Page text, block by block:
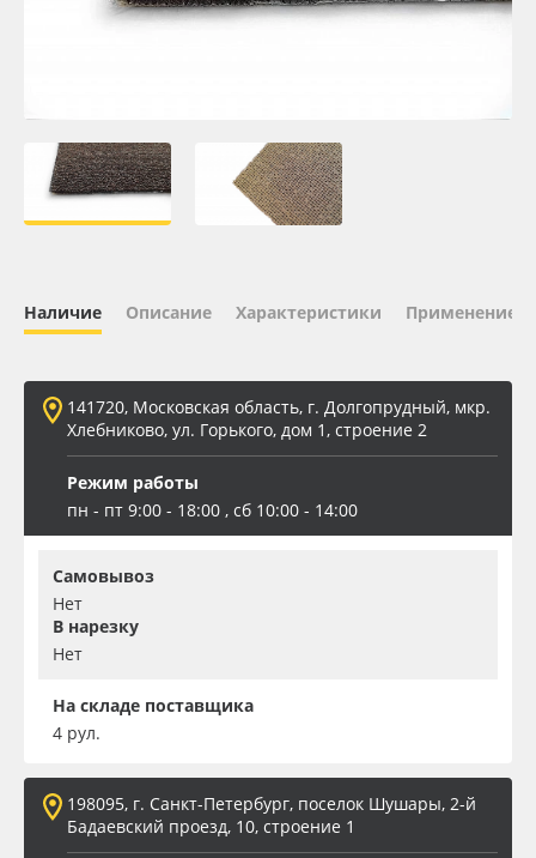
Плёнка монтажная Oratape
ПЭТ листовой
Баннер
Заготовки для сувениров
Наличие Описание Характеристики Применение
141720, Московская область, г. Долгопрудный, мкр.
Хлебниково, ул. Горького, дом 1, строение 2
Режим работы
пн - пт 9:00 - 18:00 , сб 10:00 - 14:00
Самовывоз
Нет
В нарезку
Нет
На складе поставщика
4 рул.
198095, г. Санкт-Петербург, поселок Шушары, 2-й
Бадаевский проезд, 10, строение 1